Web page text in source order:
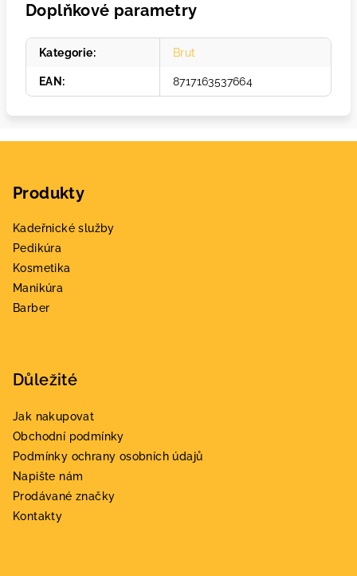
Doplňkové parametry
Kategorie: Brut
EAN : 8717163537664
Produkty
Kadeřnické služby
Pedikúra
Kosmetika
Manikúra
Barber
Důležité
Jak nakupovat
Obchodní podmínky
Podmínky ochrany osobních údajů
Napište nám
Prodávané značky
Kontakty